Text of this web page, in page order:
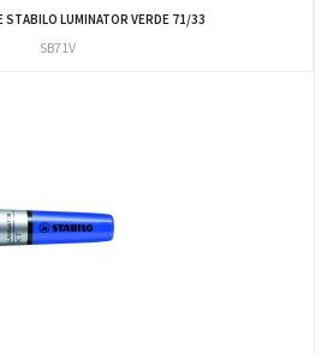
STABILO LUMINATOR VERDE 71/33
SB71V